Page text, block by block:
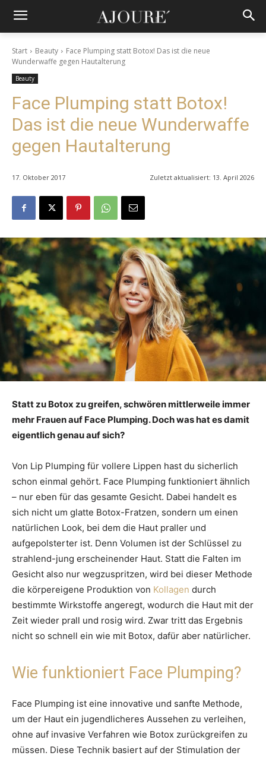
Start Beauty
Face Plumping statt Botox! Das ist die neue
Wunderwaffe gegen Hautalterung
Beauty
Face Plumping statt Botox!
Das ist die neue Wunderwaffe
gegen Hautalterung
17. Oktober 2017 Zuletzt aktualisiert: 13. April 2026
Statt zu Botox zu greifen, schwören mittlerweile immer
mehr Frauen auf Face Plumping. Doch was hat es damit
eigentlich genau auf sich?
Von Lip Plumping für vollere Lippen hast du sicherlich
schon einmal gehört. Face Plumping funktioniert ähnlich
– nur eben für das gesamte Gesicht. Dabei handelt es
sich nicht um glatte Botox-Fratzen, sondern um einen
natürlichen Look, bei dem die Haut praller und
aufgepolsterter ist. Denn Volumen ist der Schlüssel zu
strahlend-jung erscheinender Haut. Statt die Falten im
Gesicht also nur wegzuspritzen, wird bei dieser Methode
die körpereigene Produktion von Kollagen durch
bestimmte Wirkstoffe angeregt, wodurch die Haut mit der
Zeit wieder prall und rosig wird. Zwar tritt das Ergebnis
nicht so schnell ein wie mit Botox, dafür aber natürlicher.
Wie funktioniert Face Plumping?
Face Plumping ist eine innovative und sanfte Methode,
um der Haut ein jugendlicheres Aussehen zu verleihen,
ohne auf invasive Verfahren wie Botox zurückgreifen zu
müssen. Diese Technik basiert auf der Stimulation der